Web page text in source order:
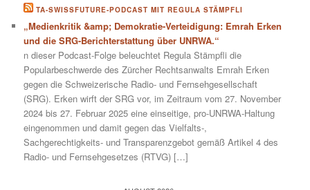
TA-SWISSFUTURE-PODCAST MIT REGULA STÄMPFLI
„Medienkritik &amp; Demokratie-Verteidigung: Emrah Erken
und die SRG-Berichterstattung über UNRWA.“
n dieser Podcast-Folge beleuchtet Regula Stämpfli die
Popularbeschwerde des Zürcher Rechtsanwalts Emrah Erken
gegen die Schweizerische Radio- und Fernsehgesellschaft
(SRG). Erken wirft der SRG vor, im Zeitraum vom 27. November
2024 bis 27. Februar 2025 eine einseitige, pro-UNRWA-Haltung
eingenommen und damit gegen das Vielfalts-,
Sachgerechtigkeits- und Transparenzgebot gemäß Artikel 4 des
Radio- und Fernsehgesetzes (RTVG) […]